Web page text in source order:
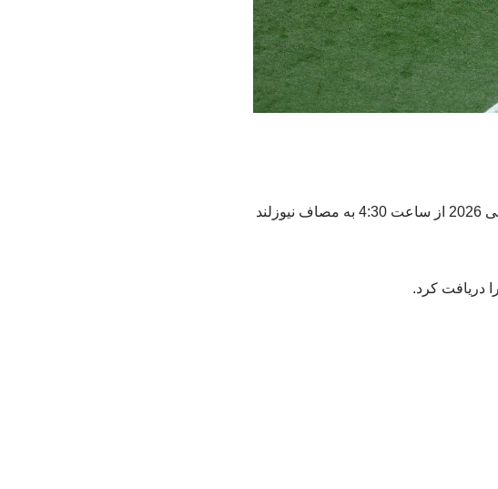
تیم ملی فوتبال ایران در اولین بازی خود در جام جهانی 2026 از ساعت 4:30 به مصاف نیوزلند